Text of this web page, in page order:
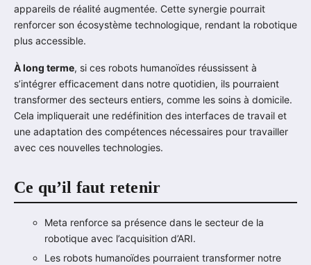
appareils de réalité augmentée. Cette synergie pourrait
renforcer son écosystème technologique, rendant la robotique
plus accessible.
À long terme, si ces robots humanoïdes réussissent à
s’intégrer efficacement dans notre quotidien, ils pourraient
transformer des secteurs entiers, comme les soins à domicile.
Cela impliquerait une redéfinition des interfaces de travail et
une adaptation des compétences nécessaires pour travailler
avec ces nouvelles technologies.
Ce qu’il faut retenir
Meta renforce sa présence dans le secteur de la
robotique avec l’acquisition d’ARI.
Les robots humanoïdes pourraient transformer notre